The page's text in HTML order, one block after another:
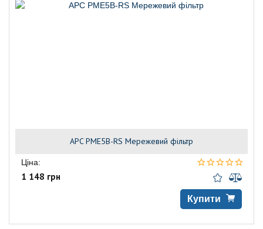
APC PME5B-RS Мережевий фільтр
Ціна:
1 148 грн
Купити